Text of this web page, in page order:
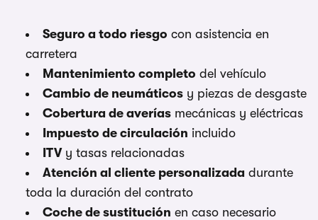
Seguro a todo riesgo con asistencia en
carretera
Mantenimiento completo del vehículo
Cambio de neumáticos y piezas de desgaste
Cobertura de averías mecánicas y eléctricas
Impuesto de circulación incluido
ITVy tasas relacionadas
Atención al cliente personalizada durante
toda la duración del contrato
Coche de sustitución en caso necesario